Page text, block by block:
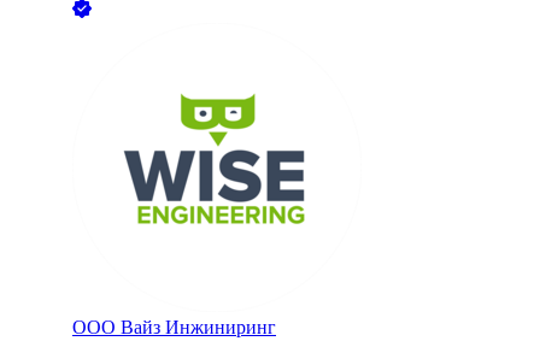
ООО Вайз Инжиниринг